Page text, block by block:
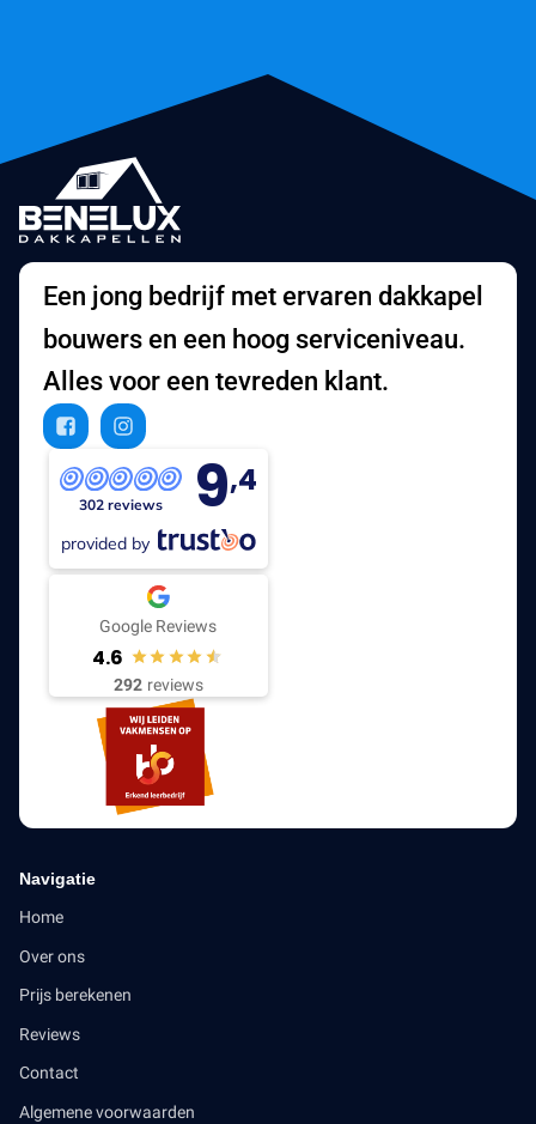
Een jong bedrijf met ervaren dakkapel
bouwers en een hoog serviceniveau.
Alles voor een tevreden klant.
302 reviews 9,4
provided by
Google Reviews
4.6
292 reviews
Navigatie
Home
Over ons
Prijs berekenen
Reviews
Contact
Algemene voorwaarden